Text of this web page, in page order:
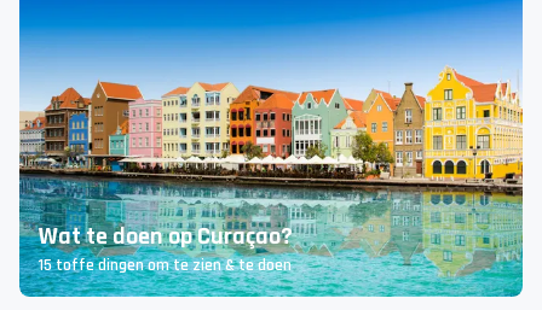
Wat te doen op Curaçao?
15 toffe dingen om te zien & te doen